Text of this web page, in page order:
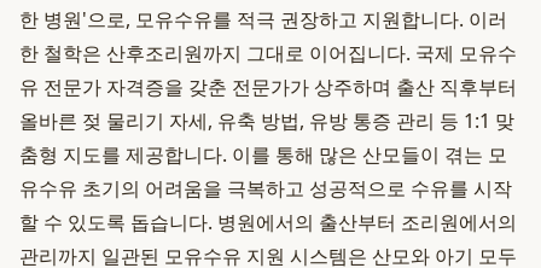
한 병원'으로, 모유수유를 적극 권장하고 지원합니다. 이러
한 철학은 산후조리원까지 그대로 이어집니다. 국제 모유수
유 전문가 자격증을 갖춘 전문가가 상주하며 출산 직후부터
올바른 젖 물리기 자세, 유축 방법, 유방 통증 관리 등 1:1 맞
춤형 지도를 제공합니다. 이를 통해 많은 산모들이 겪는 모
유수유 초기의 어려움을 극복하고 성공적으로 수유를 시작
할 수 있도록 돕습니다. 병원에서의 출산부터 조리원에서의
관리까지 일관된 모유수유 지원 시스템은 산모와 아기 모두